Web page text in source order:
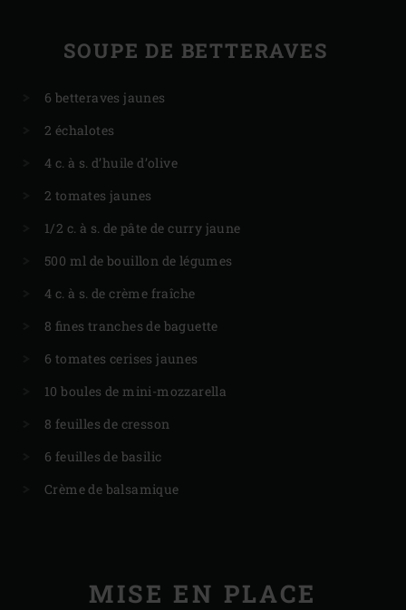
SOUPE DE BETTERAVES
6 betteraves jaunes
2 échalotes
4 c. à s. d’huile d’olive
2 tomates jaunes
1/2 c. à s. de pâte de curry jaune
500 ml de bouillon de légumes
4 c. à s. de crème fraîche
8 fines tranches de baguette
6 tomates cerises jaunes
10 boules de mini-mozzarella
8 feuilles de cresson
6 feuilles de basilic
Crème de balsamique
MISE EN PLACE